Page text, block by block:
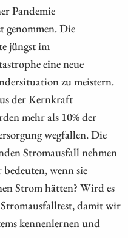
Pandemie
Die
jüngst im
eine neue
zu meistern.
der Kernkraft
mehr als 10% der
wegfallen. Die
Stromausfall nehmen
wenn sie
Strom hätten? Wird es
damit wir
kennenlernen und